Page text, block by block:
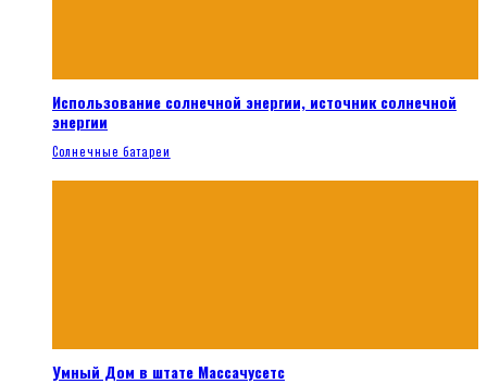
Использование солнечной энергии, источник солнечной
энергии
Солнечные батареи
Умный Дом в штате Массачусетс